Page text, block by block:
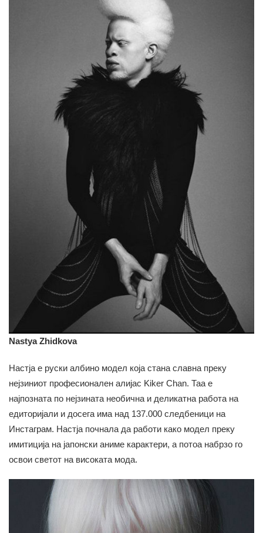
Nastya Zhidkova
Настја е руски албино модел која стана славна преку
нејзиниот професионален алијас Kiker Chan. Таа е
најпозната по нејзината необична и деликатна работа на
едиторијали и досега има над 137.000 следбеници на
Инстаграм. Настја почнала да работи како модел преку
имитиција на јапонски аниме карактери, а потоа набрзо го
освои светот на високата мода.